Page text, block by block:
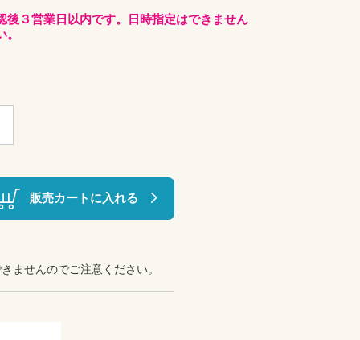
後３営業日以内です。日時指定はできません
販売カートに入れる
ませんのでご注意ください。